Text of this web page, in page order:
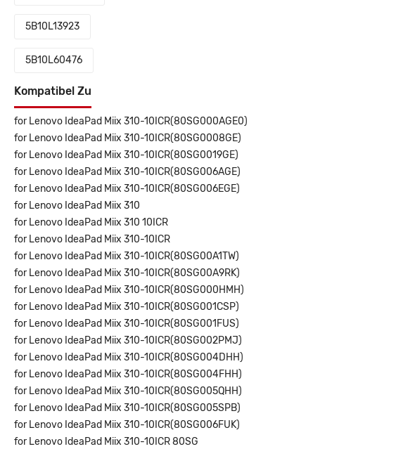
5B10L13923
5B10L60476
Kompatibel Zu
for Lenovo IdeaPad Miix 310-10ICR(80SG000AGE0)
for Lenovo IdeaPad Miix 310-10ICR(80SG0008GE)
for Lenovo IdeaPad Miix 310-10ICR(80SG0019GE)
for Lenovo IdeaPad Miix 310-10ICR(80SG006AGE)
for Lenovo IdeaPad Miix 310-10ICR(80SG006EGE)
for Lenovo IdeaPad Miix 310
for Lenovo IdeaPad Miix 310 10ICR
for Lenovo IdeaPad Miix 310-10ICR
for Lenovo IdeaPad Miix 310-10ICR(80SG00A1TW)
for Lenovo IdeaPad Miix 310-10ICR(80SG00A9RK)
for Lenovo IdeaPad Miix 310-10ICR(80SG000HMH)
for Lenovo IdeaPad Miix 310-10ICR(80SG001CSP)
for Lenovo IdeaPad Miix 310-10ICR(80SG001FUS)
for Lenovo IdeaPad Miix 310-10ICR(80SG002PMJ)
for Lenovo IdeaPad Miix 310-10ICR(80SG004DHH)
for Lenovo IdeaPad Miix 310-10ICR(80SG004FHH)
for Lenovo IdeaPad Miix 310-10ICR(80SG005QHH)
for Lenovo IdeaPad Miix 310-10ICR(80SG005SPB)
for Lenovo IdeaPad Miix 310-10ICR(80SG006FUK)
for Lenovo IdeaPad Miix 310-10ICR 80SG